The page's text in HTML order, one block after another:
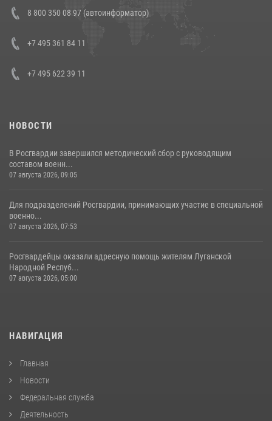
В Росгвардии прошла военно-научная конференция по обобщению
боевого опыта
8 800 350 08 97 (автоинформатор)
+7 495 361 84 11
+7 495 622 39 11
НОВОСТИ
В Росгвардии завершился методический сбор с руководящим
составом военн...
07 августа 2026, 09:05
Для подразделений Росгвардии, принимающих участие в специальной
военно...
07 августа 2026, 07:53
Росгвардейцы оказали адресную помощь жителям Луганской
Народной Респуб...
07 августа 2026, 05:00
НАВИГАЦИЯ
Главная
Новости
Федеральная служба
Деятельность